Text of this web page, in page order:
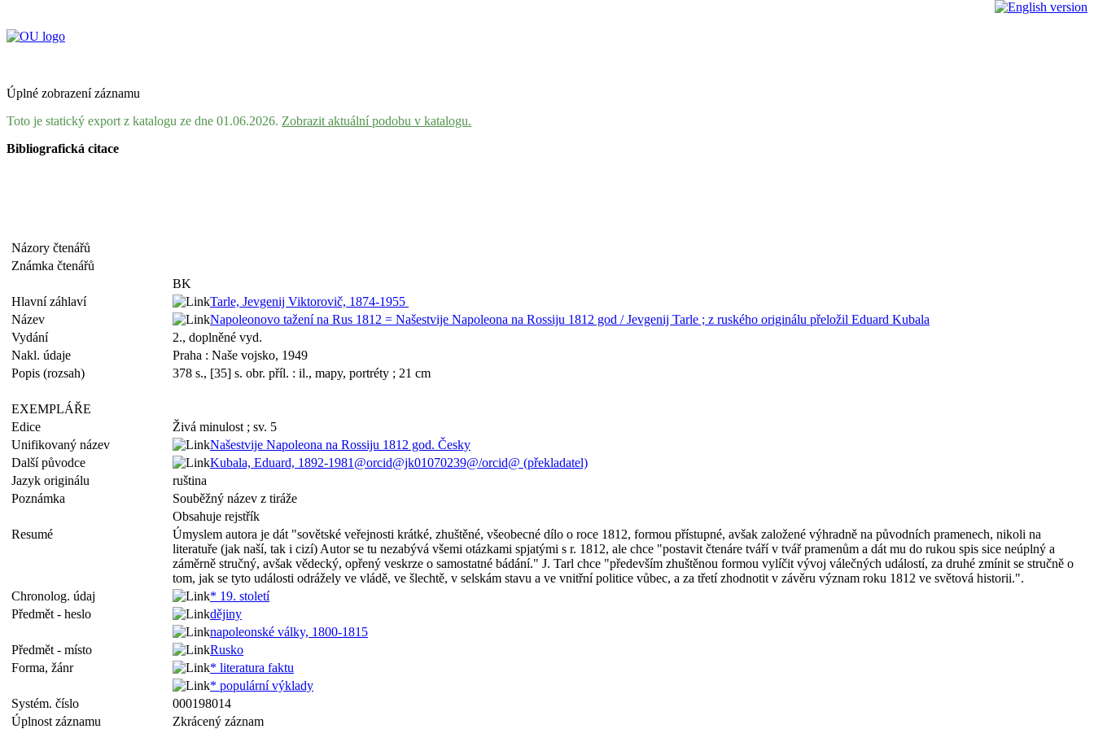
Úplné zobrazení záznamu
Toto je statický export z katalogu ze dne 01.06.2026. Zobrazit aktuální podobu v katalogu.
Bibliografická citace
Názory čtenářů
Známka čtenářů
BK
Hlavní záhlaví
Tarle, Jevgenij Viktorovič, 1874-1955
Název
Napoleonovo tažení na Rus 1812 = Našestvije Napoleona na Rossiju 1812 god / Jevgenij Tarle ; z ruského originálu přeložil Eduard Kubala
Vydání
2., doplněné vyd.
Nakl. údaje
Praha : Naše vojsko, 1949
Popis (rozsah)
378 s., [35] s. obr. příl. : il., mapy, portréty ; 21 cm
EXEMPLÁŘE
Edice
Živá minulost ; sv. 5
Unifikovaný název
Našestvije Napoleona na Rossiju 1812 god. Česky
Další původce
Kubala, Eduard, 1892-1981@orcid@jk01070239@/orcid@ (překladatel)
Jazyk originálu
ruština
Poznámka
Souběžný název z tiráže
Obsahuje rejstřík
Resumé
Úmyslem autora je dát "sovětské veřejnosti krátké, zhuštěné, všeobecné dílo o roce 1812, formou přístupné, avšak založené výhradně na původních pramenech, nikoli na
literatuře (jak naší, tak i cizí) Autor se tu nezabývá všemi otázkami spjatými s r. 1812, ale chce "postavit čtenáre tváří v tvář pramenům a dát mu do rukou spis sice neúplný a
záměrně stručný, avšak vědecký, opřený veskrze o samostatné bádání." J. Tarl chce "především zhuštěnou formou vylíčit vývoj válečných událostí, za druhé zmínit se stručně o
tom, jak se tyto události odrážely ve vládě, ve šlechtě, v selskám stavu a ve vnitřní politice vůbec, a za třetí zhodnotit v závěru význam roku 1812 ve světová historii.".
Chronolog. údaj
* 19. století
Předmět - heslo
dějiny
napoleonské války, 1800-1815
Předmět - místo
Rusko
Forma, žánr
* literatura faktu
* populární výklady
Systém. číslo
000198014
Úplnost záznamu
Zkrácený záznam